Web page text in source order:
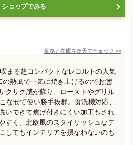
ショップでみる
価格と在庫を楽天でチェック >>
まる超コンパクトなレコルトの人気
熱風で一気に焼き上げるのでお惣
クサク感が蘇り、ローストやグリル
なせて使い勝手抜群。食洗機対応、
いできて焦げ付きにくい加工もされ
すく、北欧風のスタイリッシュなデ
してもインテリアを損なわないのも